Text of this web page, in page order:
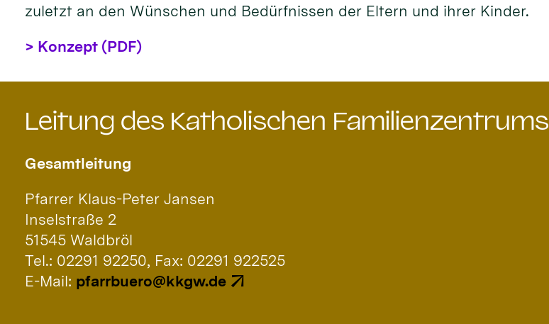
zuletzt an den Wünschen und Bedürfnissen der Eltern und ihrer Kinder.
> Konzept (PDF)
Leitung des Katholischen Familienzentrums
Gesamtleitung
Pfarrer Klaus-Peter Jansen
Inselstraße 2
51545 Waldbröl
Tel.: 02291 92250, Fax: 02291 922525
E-Mail: pfarrbuero@kkgw.de